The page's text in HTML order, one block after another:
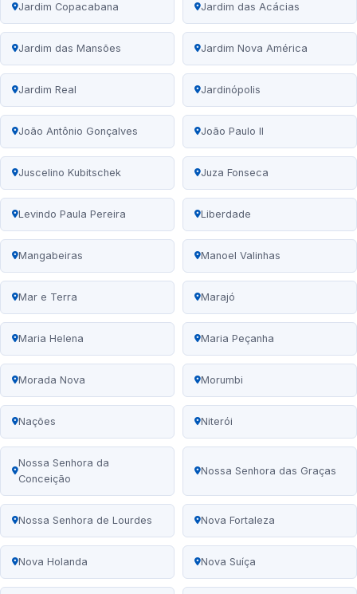
Jardim Copacabana Jardim das Acácias
Jardim das Mansões Jardim Nova América
Jardim Real Jardinópolis
João Antônio Gonçalves João Paulo II
Juscelino Kubitschek Juza Fonseca
Levindo Paula Pereira Liberdade
Mangabeiras Manoel Valinhas
Mar e Terra Marajó
Maria Helena Maria Peçanha
Morada Nova Morumbi
Nações Niterói
Nossa Senhora da
Conceição
Nossa Senhora das Graças
Nossa Senhora de Lourdes Nova Fortaleza
Nova Holanda Nova Suíça